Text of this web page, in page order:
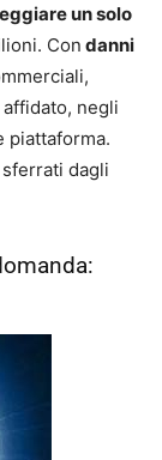
un solo
Con danni
negli
piattaforma.
dagli